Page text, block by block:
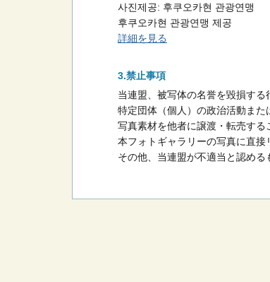
사진제공: 후쿠오카현 관광연맹
후쿠오카현 관광연맹 제공
詳細を見る
禁止事項
当連盟、被写体の名誉を毀損す
特定団体（個人）の政治活動また
写真素材を他者に譲渡・転売する
本フォトギャラリーの写真に直接
その他、当連盟が不適当と認める